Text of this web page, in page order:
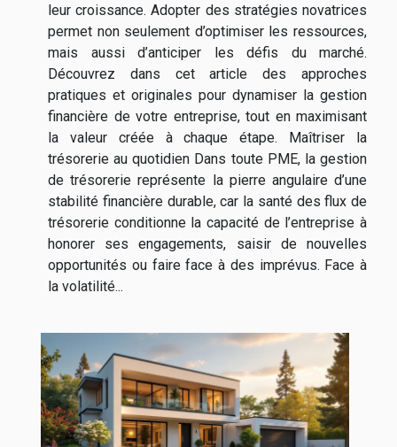
leur croissance. Adopter des stratégies novatrices
permet non seulement d’optimiser les ressources,
mais aussi d’anticiper les défis du marché.
Découvrez dans cet article des approches
pratiques et originales pour dynamiser la gestion
financière de votre entreprise, tout en maximisant
la valeur créée à chaque étape. Maîtriser la
trésorerie au quotidien Dans toute PME, la gestion
de trésorerie représente la pierre angulaire d’une
stabilité financière durable, car la santé des flux de
trésorerie conditionne la capacité de l’entreprise à
honorer ses engagements, saisir de nouvelles
opportunités ou faire face à des imprévus. Face à
la volatilité...